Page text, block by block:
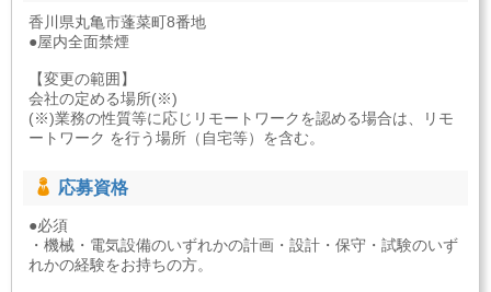
香川県丸亀市蓬菜町8番地
●屋内全面禁煙
【変更の範囲】
会社の定める場所(※)
(※)業務の性質等に応じリモートワークを認める場合は、リモ
ートワーク を行う場所（自宅等）を含む。
応募資格
●必須
・機械・電気設備のいずれかの計画・設計・保守・試験のいず
れかの経験をお持ちの方。